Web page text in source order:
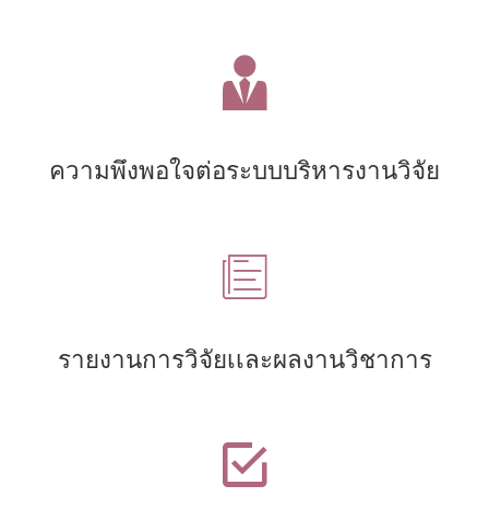
ความพึงพอใจต่อระบบบริหารงานวิจัย
รายงานการวิจัยเเละผลงานวิชาการ